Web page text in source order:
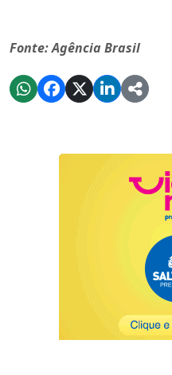
Fonte: Agência Brasil